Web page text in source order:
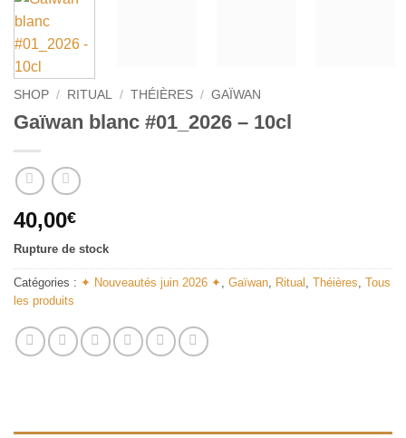
SHOP / RITUAL / THÉIÈRES / GAÏWAN
Gaïwan blanc #01_2026 – 10cl
40,00€
Rupture de stock
Catégories : ✦ Nouveautés juin 2026 ✦ Gaïwan Ritual Théières Tous
les produits